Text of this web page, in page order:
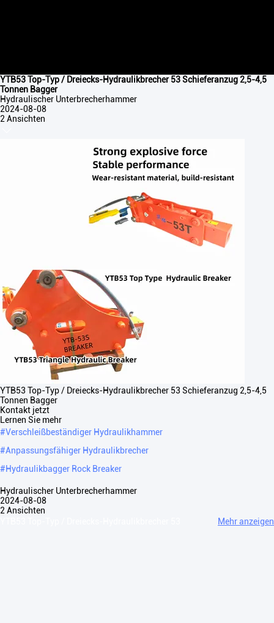
YTB53 Top-Typ / Dreiecks-Hydraulikbrecher 53 Schieferanzug 2,5-4,5
Tonnen Bagger
Hydraulischer Unterbrecherhammer
2024-08-08
2 Ansichten
YTB53 Top-Typ / Dreiecks-Hydraulikbrecher 53 Schieferanzug 2,5-4,5
Tonnen Bagger
Kontakt jetzt
Lernen Sie mehr
#Verschleißbeständiger Hydraulikhammer
#Anpassungsfähiger Hydraulikbrecher
#Hydraulikbagger Rock Breaker
Hydraulischer Unterbrecherhammer
2024-08-08
2 Ansichten
Mehr anzeigen